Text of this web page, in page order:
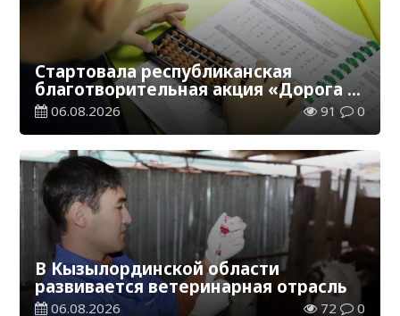
Стартовала республиканская
благотворительная акция «Дорога в
школу»
06.08.2026 91 0
В Кызылординской области
развивается ветеринарная отрасль
06.08.2026 72 0